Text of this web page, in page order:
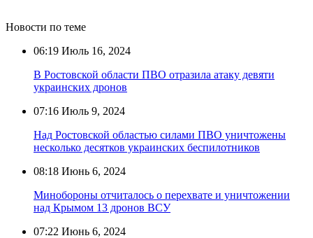
Новости по теме
06:19 Июль 16, 2024
В Ростовской области ПВО отразила атаку девяти
украинских дронов
07:16 Июль 9, 2024
Над Ростовской областью силами ПВО уничтожены
несколько десятков украинских беспилотников
08:18 Июнь 6, 2024
Минобороны отчиталось о перехвате и уничтожении
над Крымом 13 дронов ВСУ
07:22 Июнь 6, 2024